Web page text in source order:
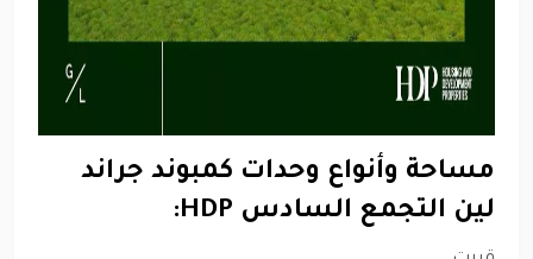
مساحة وأنواع وحدات كمبوند جراند
لين التجمع السادس HDP: